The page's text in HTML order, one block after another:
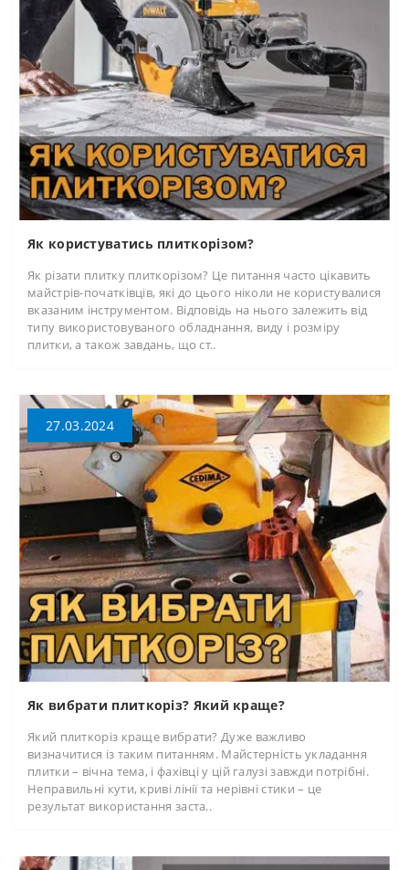
Як користуватись плиткорізом?
Як різати плитку плиткорізом? Це питання часто цікавить
майстрів-початківців, які до цього ніколи не користувалися
вказаним інструментом. Відповідь на нього залежить від
типу використовуваного обладнання, виду і розміру
плитки, а також завдань, що ст..
27.03.2024
Як вибрати плиткоріз? Який краще?
Який плиткоріз краще вибрати? Дуже важливо
визначитися із таким питанням. Майстерність укладання
плитки – вічна тема, і фахівці у цій галузі завжди потрібні.
Неправильні кути, криві лінії та нерівні стики – це
результат використання заста..